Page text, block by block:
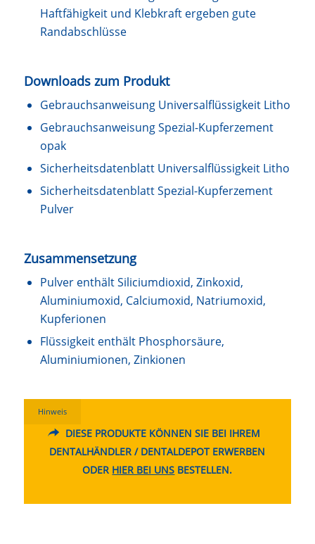
Haftfähigkeit und Klebkraft ergeben gute
Randabschlüsse
Downloads zum Produkt
Gebrauchsanweisung Universalflüssigkeit Litho
Gebrauchsanweisung Spezial-Kupferzement
opak
Sicherheitsdatenblatt Universalflüssigkeit Litho
Sicherheitsdatenblatt Spezial-Kupferzement
Pulver
Zusammensetzung
Pulver enthält Siliciumdioxid, Zinkoxid,
Aluminiumoxid, Calciumoxid, Natriumoxid,
Kupferionen
Flüssigkeit enthält Phosphorsäure,
Aluminiumionen, Zinkionen
Hinweis
DIESE PRODUKTE KÖNNEN SIE BEI IHREM
DENTALHÄNDLER / DENTALDEPOT ERWERBEN
ODER HIER BEI UNS BESTELLEN.